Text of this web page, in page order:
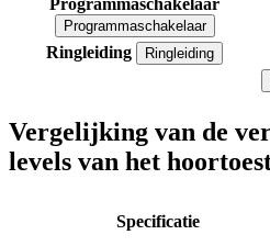
Programmaschakelaar
Programmaschakelaar
Ringleiding
Ringleiding
Vergelijking van de
levels van het
Specificatie